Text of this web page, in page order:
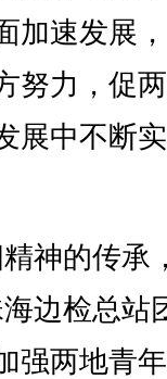
加速发展
努力，促
展中不断
神的传承
边检总站
强两地青